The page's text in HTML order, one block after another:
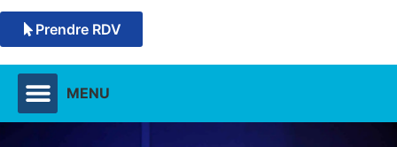
Prendre RDV
MENU